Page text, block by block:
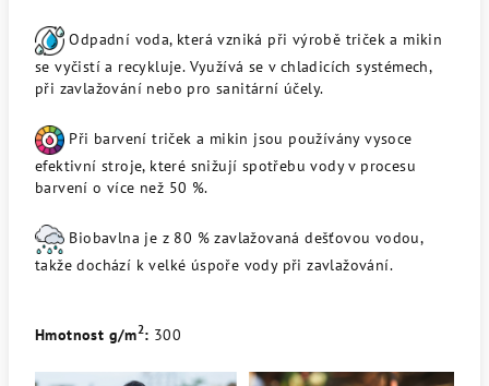
Odpadní voda, která vzniká při výrobě triček a mikin
se vyčistí a recykluje. Využívá se v chladicích systémech,
při zavlažování nebo pro sanitární účely.
Při barvení triček a mikin jsou používány vysoce
efektivní stroje, které snižují spotřebu vody v procesu
barvení o více než 50 %.
Biobavlna je z 80 % zavlažovaná dešťovou vodou,
takže dochází k velké úspoře vody při zavlažování.
Hmotnost g/m2: 300